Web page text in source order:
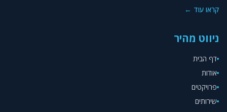
קראו עוד ←
ניווט מהיר
דף הבית
אודות
פרויקטים
שירותים